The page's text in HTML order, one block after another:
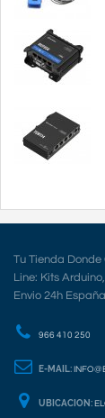
Tu Tienda
Line: Kits
Envio 24h
966 410 250
E-MAIL:
UBICACION: